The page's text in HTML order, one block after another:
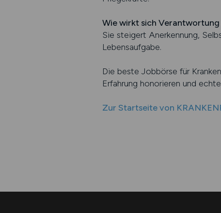
Wie wirkt sich
Sie steigert Anerkennung,
Lebensaufgabe.
Die beste Jobbörse für
Erfahrung honorieren und
Zur Startseite von